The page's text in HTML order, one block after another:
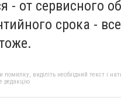
- от сервисного
срока -
виділіть необхідний текст і
редакцію